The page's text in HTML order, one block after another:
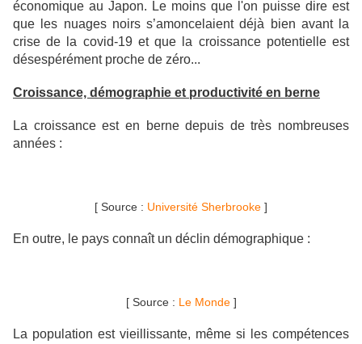
économique au Japon. Le moins que l'on puisse dire est
que les nuages noirs s’amoncelaient déjà bien avant la
crise de la covid-19 et que la croissance potentielle est
désespérément proche de zéro...
Croissance, démographie et productivité en berne
La croissance est en berne depuis de très nombreuses
années :
[ Source : Université Sherbrooke ]
En outre, le pays connaît un déclin démographique :
[ Source : Le Monde]
La population est vieillissante, même si les compétences